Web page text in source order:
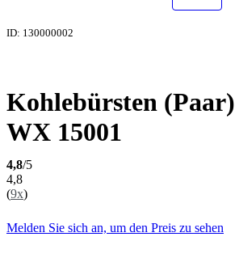
ID: 130000002
Kohlebürsten (Paar)
WX 15001
4,8/5
4,8
(9x)
Melden Sie sich an, um den Preis zu sehen